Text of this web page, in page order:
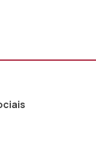
ao